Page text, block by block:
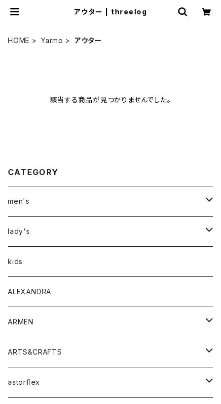
アウター | threelog
HOME Yarmo アウター
該当する商品が見つかりませんでした。
CATEGORY
men's
アウター
トップス
Tシャツ
シャツ
ボトムス
lady's
アウター
トップス
Tシャツ・カットソー
シャツ・ブラウス
ボトムス
パンツ
スカート
ワンピース・オールインワン
バッグ
kids
ALEXANDRA
ARMEN
アウター
コート
トップス
ARTS&CRAFTS
アクセサリー
astorflex